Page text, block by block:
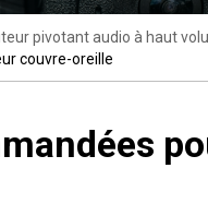
pivotant audio à haut
couvre-oreille